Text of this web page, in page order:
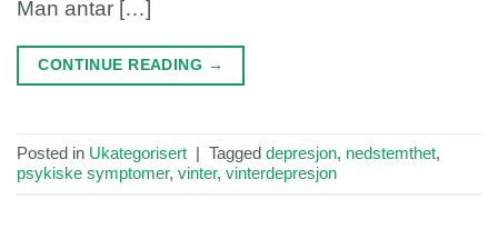
Man antar […]
CONTINUE READING →
Posted in Ukategorisert | Tagged depresjon, nedstemthet,
psykiske symptomer, vinter, vinterdepresjon